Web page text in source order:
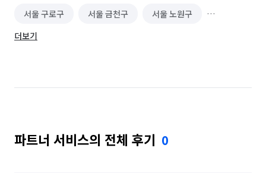
서울 구로구 서울 금천구 서울 노원구
서울 도봉구
서울 성동구 서울 성북구 서울 송파구
서울 은평구 서울 종로구 서울 중구
더보기
파트너 서비스의 전체 후기 0